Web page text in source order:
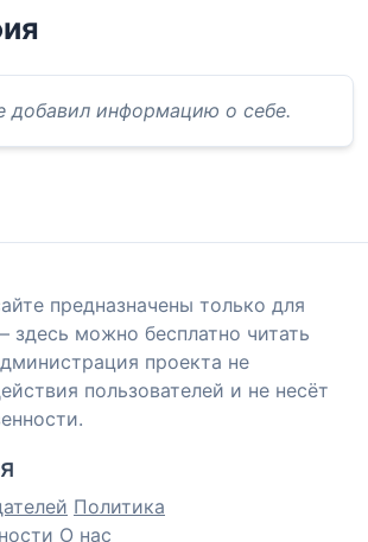
добавил информацию о себе.
предназначены только для
здесь можно бесплатно читать
проекта не
пользователей и не несёт
Политика
О нас